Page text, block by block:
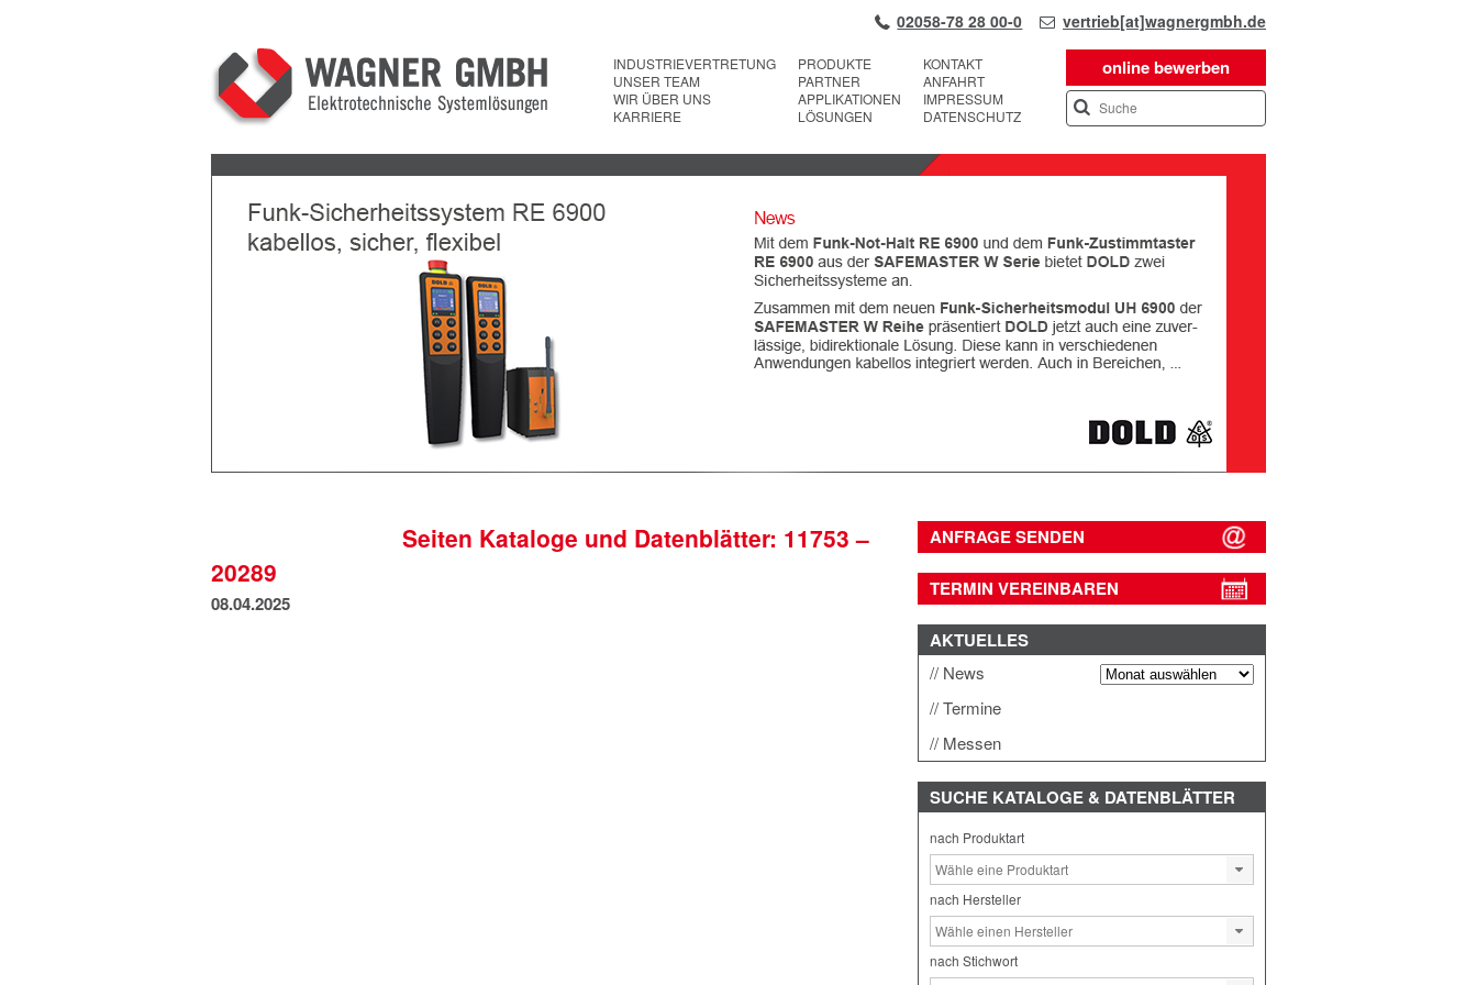
02058-78 28 00-0 vertrieb[at]wagnergmbh.de
online bewerben
INDUSTRIEVERTRETUNG
UNSER TEAM
WIR ÜBER UNS
KARRIERE
PRODUKTE
PARTNER
APPLIKATIONEN
LÖSUNGEN
KONTAKT
ANFAHRT
IMPRESSUM
DATENSCHUTZ
Next
Seiten Kataloge und Datenblätter: 11753 –
20289
08.04.2025
ANFRAGE SENDEN
TERMIN VEREINBAREN
AKTUELLES
News
Termine
Messen
SUCHE KATALOGE & DATENBLÄTTER
nach Produktart
nach Hersteller
nach Stichwort